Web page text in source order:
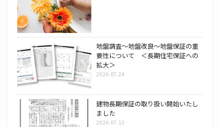
地盤調査～地盤改良～地盤保証の重
要性について ＜長期住宅保証への
拡大＞
2026.07.24
建物長期保証の取り扱い開始いたし
ました
2026.07.13